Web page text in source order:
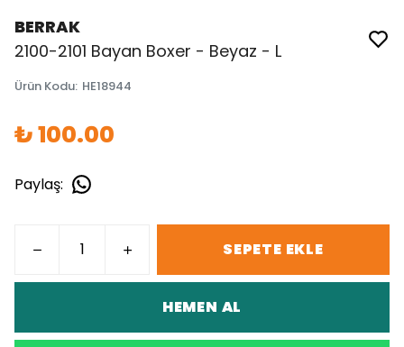
BERRAK
2100-2101 Bayan Boxer - Beyaz - L
Ürün Kodu: HE18944
₺ 100.00
Paylaş:
SEPETE EKLE
HEMEN AL